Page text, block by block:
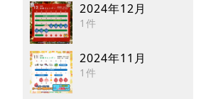
2024年12月
1件
2024年11月
1件